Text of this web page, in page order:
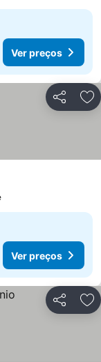
Ver preços
Partilhar
preços
Ver preços
Partilhar